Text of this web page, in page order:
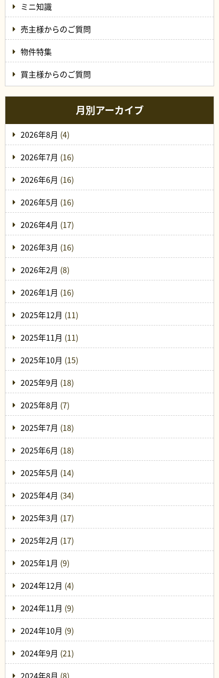
ミニ知識
売主様からのご質問
物件特集
買主様からのご質問
月別アーカイブ
2026年8月 (4)
2026年7月 (16)
2026年6月 (16)
2026年5月 (16)
2026年4月 (17)
2026年3月 (16)
2026年2月 (8)
2026年1月 (16)
2025年12月 (11)
2025年11月 (11)
2025年10月 (15)
2025年9月 (18)
2025年8月 (7)
2025年7月 (18)
2025年6月 (18)
2025年5月 (14)
2025年4月 (34)
2025年3月 (17)
2025年2月 (17)
2025年1月 (9)
2024年12月 (4)
2024年11月 (9)
2024年10月 (9)
2024年9月 (21)